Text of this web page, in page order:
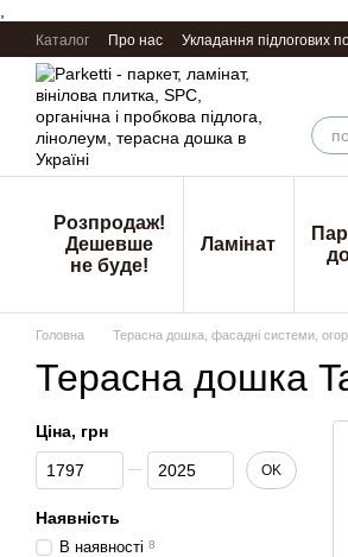
Перейти к основному контенту
Каталог Про нас Укладання підлогових
Розпродаж!
Дешевше
не буде!
Ламінат
Головна Терасна дошка, фасадні системи,
Терасна дошка
Ціна, грн
Від Ціна, грн
До Ціна, грн OK
Наявність
В наявності 8